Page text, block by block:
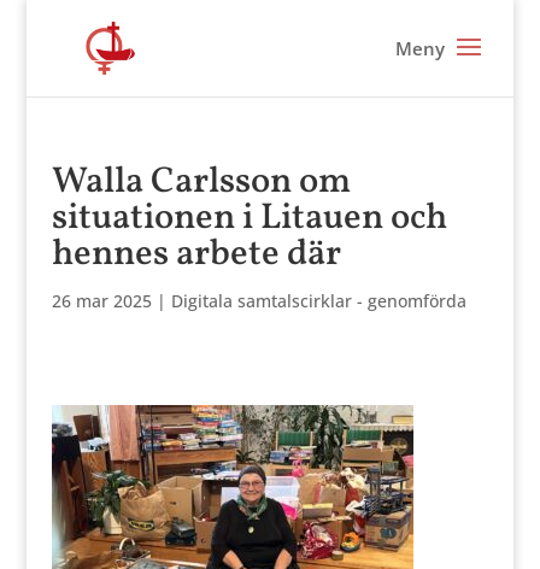
Walla Carlsson om
situationen i Litauen och
hennes arbete där
26 mar 2025| Digitala samtalscirklar - genomförda